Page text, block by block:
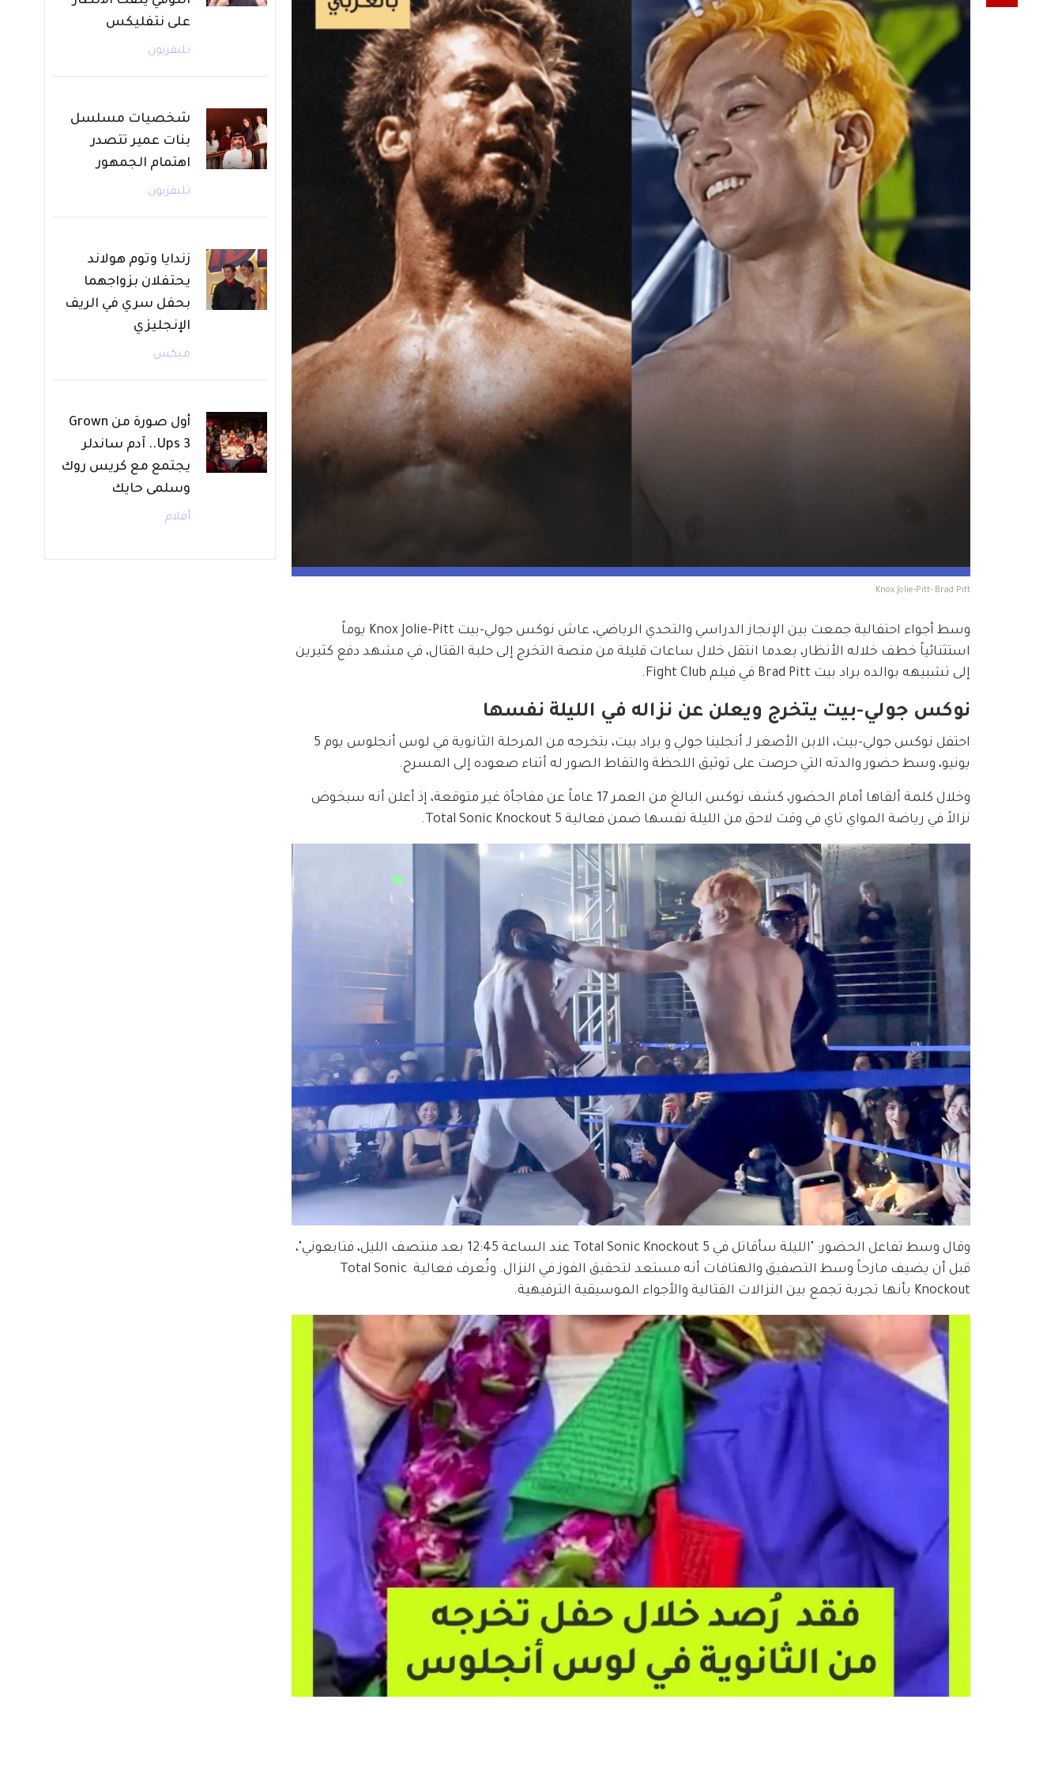
Knox Jolie-Pitt- Brad Pitt
وسط أجواء احتفالية جمعت بين الإنجاز الدراسي والتحدي الرياضي، عاش نوكس جولي-بيت Knox Jolie-Pitt يوماً
استثنائياً خطف خلاله الأنظار، بعدما انتقل خلال ساعات قليلة من منصة التخرج إلى حلبة القتال، في مشهد دفع كثيرين
إلى تشبيهه بوالده براد بيت Brad Pitt في فيلم Fight Club.
نوكس جولي-بيت يتخرج ويعلن عن نزاله في الليلة نفسها
يونيو، وسط حضور والدته التي حرصت على توثيق اللحظة والتقاط الصور له أثناء صعوده إلى المسرح.
وخلال كلمة ألقاها أمام الحضور، كشف نوكس البالغ من العمر 17 عاماً عن مفاجأة غير متوقعة، إذ أعلن أنه سيخوض
نزالاً في رياضة المواي تاي في وقت لاحق من الليلة نفسها ضمن فعالية Total Sonic Knockout 5.
وقال وسط تفاعل الحضور: "الليلة سأقاتل في Total Sonic Knockout 5 عند الساعة 12:45 بعد منتصف الليل، فتابعوني"،
قبل أن يضيف مازحاً وسط التصفيق والهتافات أنه مستعد لتحقيق الفوز في النزال. وتُعرف فعالية Total Sonic
Knockout بأنها تجربة تجمع بين النزالات القتالية والأجواء الموسيقية الترفيهية.
على نتفليكس
تليفزيون
شخصيات مسلسل
بنات عمير تتصدر
اهتمام الجمهور
تليفزيون
زندايا وتوم هولاند
يحتفلان بزواجهما
بحفل سري في الريف
الإنجليزي
ميكس
أول صورة من Grown
Ups 3.. آدم ساندلر
يجتمع مع كريس روك
وسلمى حايك
أفلام